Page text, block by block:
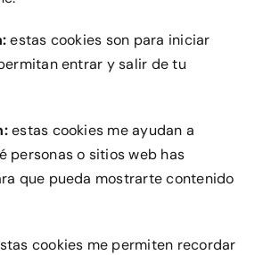
estas cookies son para iniciar
entrar y salir de tu
estas cookies me ayudan a
personas o sitios web has
que pueda mostrarte contenido
cookies me permiten recordar